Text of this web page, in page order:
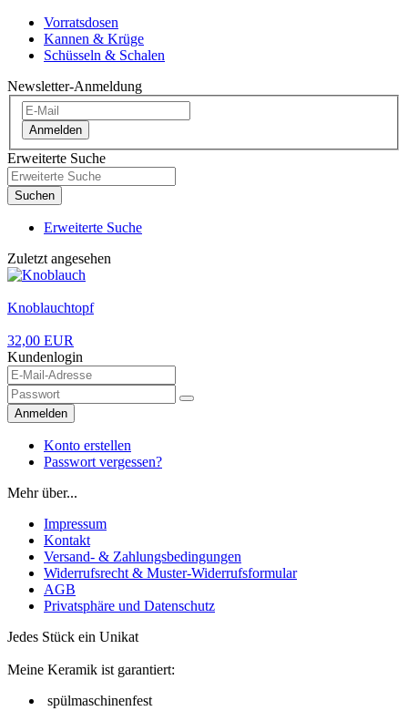
Vorratsdosen
Kannen & Krüge
Schüsseln & Schalen
Newsletter-Anmeldung
Anmelden
Erweiterte Suche
Suchen
Erweiterte Suche
Zuletzt angesehen
Knoblauchtopf
32,00 EUR
Kundenlogin
Anmelden
Konto erstellen
Passwort vergessen?
Mehr über...
Impressum
Kontakt
Versand- & Zahlungsbedingungen
Widerrufsrecht & Muster-Widerrufsformular
AGB
Privatsphäre und Datenschutz
Jedes Stück ein Unikat
Meine Keramik ist garantiert:
spülmaschinenfest